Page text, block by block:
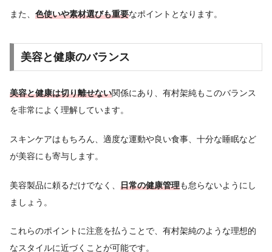
また、 色使いや素材選びも重要なポイントとなります。
美容と健康のバランス
美容と健康は切り離せない関係にあり、有村架純もこのバランス
を非常によく理解しています。
スキンケアはもちろん、適度な運動や良い食事、十分な睡眠など
が美容にも寄与します。
美容製品に頼るだけでなく、 日常の健康管理も怠らないようにし
ましょう。
これらのポイントに注意を払うことで、有村架純のような理想的
なスタイルに近づくことが可能です。